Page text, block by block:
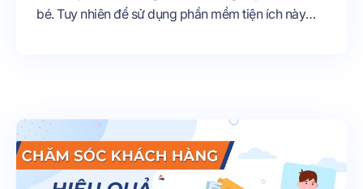
bé. Tuy nhiên để sử dụng phần mềm tiện ích này